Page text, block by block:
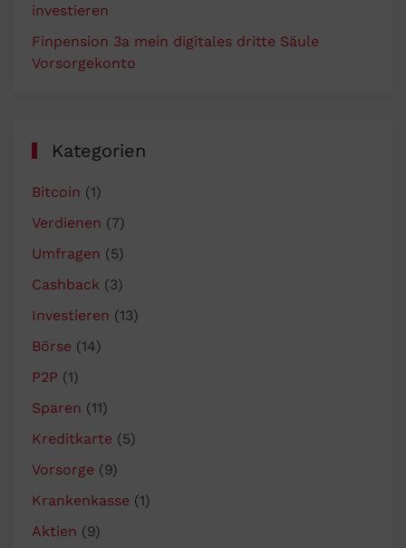
investieren
Finpension 3a mein digitales dritte Säule
Vorsorgekonto
Kategorien
Bitcoin (1)
Verdienen (7)
Umfragen (5)
Cashback (3)
Investieren (13)
Börse (14)
P2P (1)
Sparen (11)
Kreditkarte (5)
Vorsorge (9)
Krankenkasse (1)
Aktien (9)